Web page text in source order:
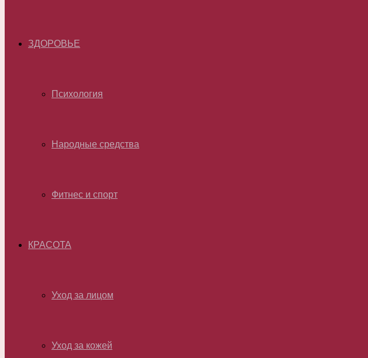
ЗДОРОВЬЕ
Психология
Народные средства
Фитнес и спорт
КРАСОТА
Уход за лицом
Уход за кожей